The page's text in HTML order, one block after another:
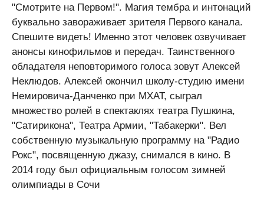
"Смотрите на Первом!". Магия тембра и интонаций
буквально завораживает зрителя Первого канала.
Спешите видеть! Именно этот человек озвучивает
анонсы кинофильмов и передач. Таинственного
обладателя неповторимого голоса зовут Алексей
Неклюдов. Алексей окончил школу-студию имени
Немировича-Данченко при МХАТ, сыграл
множество ролей в спектаклях театра Пушкина,
"Сатирикона", Театра Армии, "Табакерки". Вел
собственную музыкальную программу на "Радио
Рокс", посвященную джазу, снимался в кино. В
2014 году был официальным голосом зимней
олимпиады в Сочи